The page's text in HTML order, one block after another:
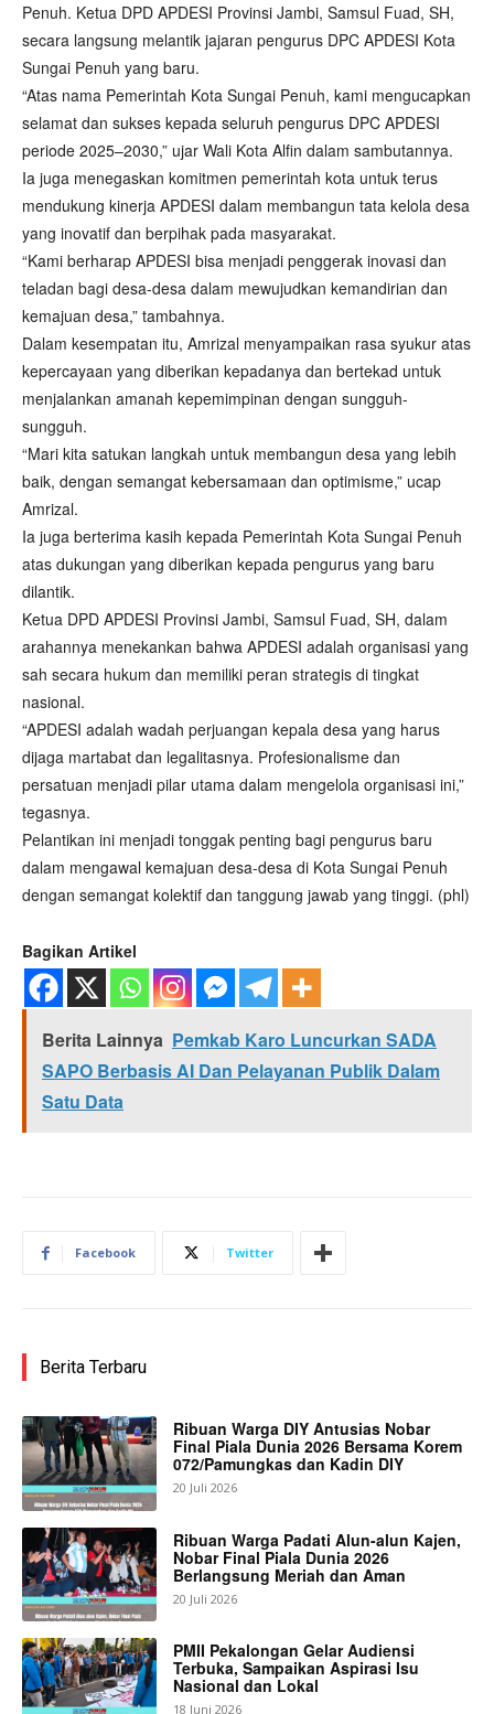
Penuh. Ketua DPD APDESI Provinsi Jambi, Samsul Fuad, SH,
secara langsung melantik jajaran pengurus DPC APDESI Kota
Sungai Penuh yang baru.
“Atas nama Pemerintah Kota Sungai Penuh, kami mengucapkan
selamat dan sukses kepada seluruh pengurus DPC APDESI
periode 2025–2030,” ujar Wali Kota Alfin dalam sambutannya.
Ia juga menegaskan komitmen pemerintah kota untuk terus
mendukung kinerja APDESI dalam membangun tata kelola desa
yang inovatif dan berpihak pada masyarakat.
“Kami berharap APDESI bisa menjadi penggerak inovasi dan
teladan bagi desa-desa dalam mewujudkan kemandirian dan
kemajuan desa,” tambahnya.
Dalam kesempatan itu, Amrizal menyampaikan rasa syukur atas
kepercayaan yang diberikan kepadanya dan bertekad untuk
menjalankan amanah kepemimpinan dengan sungguh-
sungguh.
“Mari kita satukan langkah untuk membangun desa yang lebih
baik, dengan semangat kebersamaan dan optimisme,” ucap
Amrizal.
Ia juga berterima kasih kepada Pemerintah Kota Sungai Penuh
atas dukungan yang diberikan kepada pengurus yang baru
dilantik.
Ketua DPD APDESI Provinsi Jambi, Samsul Fuad, SH, dalam
arahannya menekankan bahwa APDESI adalah organisasi yang
sah secara hukum dan memiliki peran strategis di tingkat
nasional.
“APDESI adalah wadah perjuangan kepala desa yang harus
dijaga martabat dan legalitasnya. Profesionalisme dan
persatuan menjadi pilar utama dalam mengelola organisasi ini,”
tegasnya.
Pelantikan ini menjadi tonggak penting bagi pengurus baru
dalam mengawal kemajuan desa-desa di Kota Sungai Penuh
dengan semangat kolektif dan tanggung jawab yang tinggi. (phl)
Bagikan Artikel
Berita Lainnya Pemkab Karo Luncurkan SADA
SAPO Berbasis AI Dan Pelayanan Publik Dalam
Satu Data
Facebook Twitter
Berita Terbaru
Ribuan Warga DIY Antusias Nobar
Final Piala Dunia 2026 Bersama Korem
072/Pamungkas dan Kadin DIY
20 Juli 2026
Ribuan Warga Padati Alun-alun Kajen,
Nobar Final Piala Dunia 2026
Berlangsung Meriah dan Aman
20 Juli 2026
PMII Pekalongan Gelar Audiensi
Terbuka, Sampaikan Aspirasi Isu
Nasional dan Lokal
18 Juni 2026